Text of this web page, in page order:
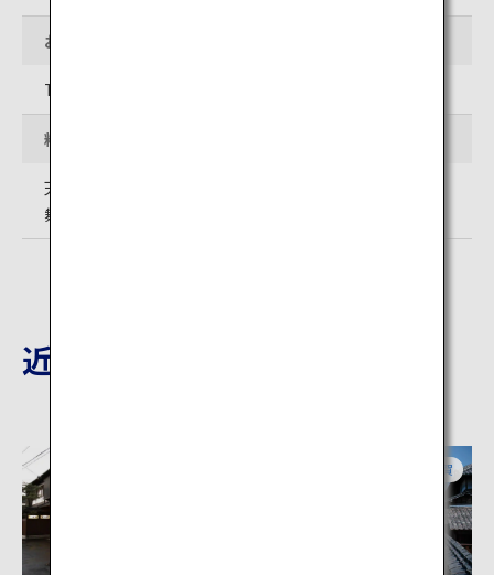
お問い合わせ先
TEL: 0955-72-5697
料金
天守閣観覧料 一般500円、小中学生250円
舞鶴公園エレベーター利用料 一般100円、小中学生50円
近隣の観光地
佐賀